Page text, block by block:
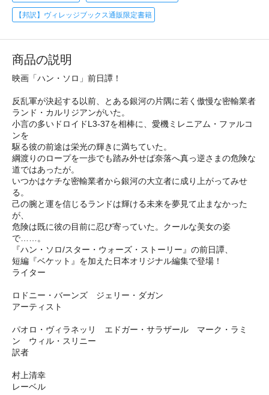
【邦訳】ヴィレッジブックス通販限定書籍
商品の説明
映画「ハン・ソロ」前日譚！
反乱軍が決起する以前、とある銀河の片隅に若く傲慢な密輸業者
ランド・カルリジアンがいた。
小言の多いドロイドL3-37を相棒に、愛機ミレニアム・ファルコ
ンを
駆る彼の前途は栄光の輝きに満ちていた。
綱渡りのロープを一歩でも踏み外せば奈落へ真っ逆さまの危険な
道ではあったが。
いつかはケチな密輸業者から銀河の大立者に成り上がってみせ
る。
己の腕と運を信じるランドは輝ける未来を夢見て止まなかった
が、
危険は既に彼の目前に忍び寄っていた。クールな美女の姿
で……。
『ハン・ソロ/スター・ウォーズ・ストーリー』の前日譚、
短編『ベケット』を加えた日本オリジナル編集で登場！
ライター
ロドニー・バーンズ ジェリー・ダガン
アーティスト
パオロ・ヴィラネッリ エドガー・サラザール マーク・ラミ
ン ウィル・スリニー
訳者
村上清幸
レーベル